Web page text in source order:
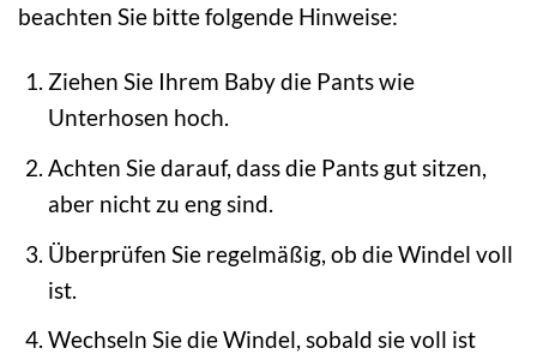
beachten Sie bitte folgende Hinweise:
Ziehen Sie Ihrem Baby die Pants wie
Unterhosen hoch.
Achten Sie darauf, dass die Pants gut sitzen,
aber nicht zu eng sind.
Überprüfen Sie regelmäßig, ob die Windel voll
ist.
Wechseln Sie die Windel, sobald sie voll ist